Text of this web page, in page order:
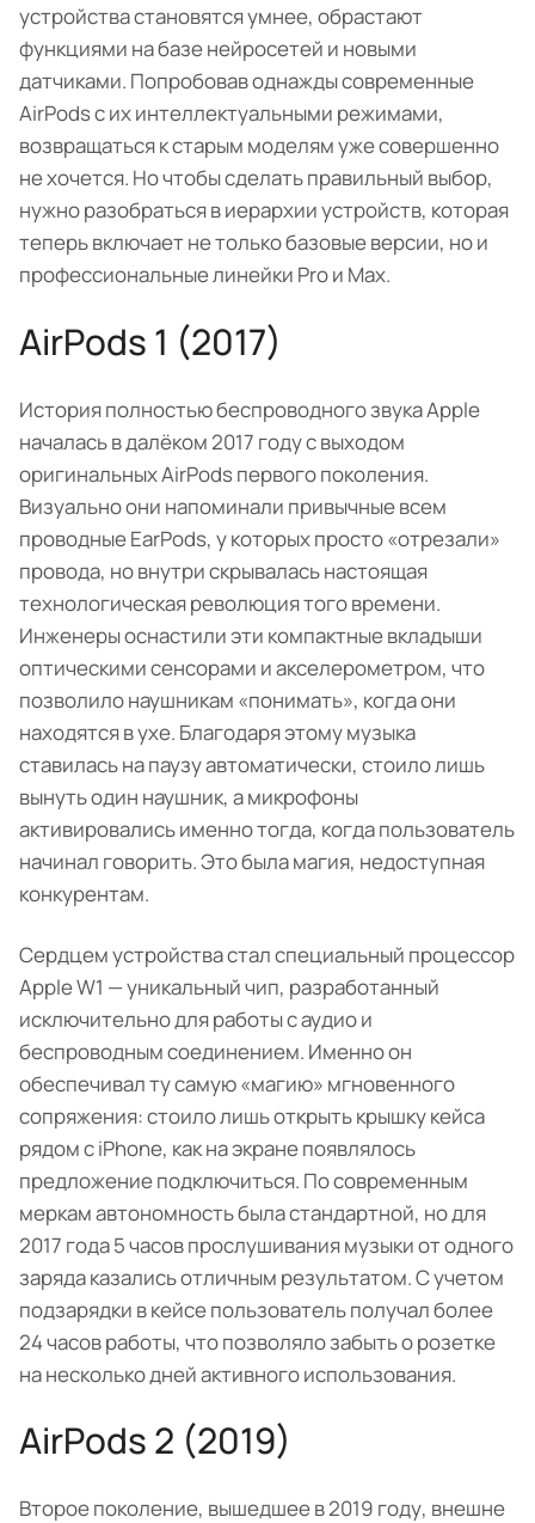
устройства становятся умнее, обрастают
функциями на базе нейросетей и новыми
датчиками. Попробовав однажды современные
AirPods с их интеллектуальными режимами,
возвращаться к старым моделям уже совершенно
не хочется. Но чтобы сделать правильный выбор,
нужно разобраться в иерархии устройств, которая
теперь включает не только базовые версии, но и
профессиональные линейки Pro и Max.
AirPods 1 (2017)
История полностью беспроводного звука Apple
началась в далёком 2017 году с выходом
оригинальных AirPods первого поколения.
Визуально они напоминали привычные всем
проводные EarPods, у которых просто «отрезали»
провода, но внутри скрывалась настоящая
технологическая революция того времени.
Инженеры оснастили эти компактные вкладыши
оптическими сенсорами и акселерометром, что
позволило наушникам «понимать», когда они
находятся в ухе. Благодаря этому музыка
ставилась на паузу автоматически, стоило лишь
вынуть один наушник, а микрофоны
активировались именно тогда, когда пользователь
начинал говорить. Это была магия, недоступная
конкурентам.
Сердцем устройства стал специальный процессор
Apple W1 — уникальный чип, разработанный
исключительно для работы с аудио и
беспроводным соединением. Именно он
обеспечивал ту самую «магию» мгновенного
сопряжения: стоило лишь открыть крышку кейса
рядом с iPhone, как на экране появлялось
предложение подключиться. По современным
меркам автономность была стандартной, но для
2017 года 5 часов прослушивания музыки от одного
заряда казались отличным результатом. С учетом
подзарядки в кейсе пользователь получал более
24 часов работы, что позволяло забыть о розетке
на несколько дней активного использования.
AirPods 2 (2019)
Второе поколение, вышедшее в 2019 году, внешне